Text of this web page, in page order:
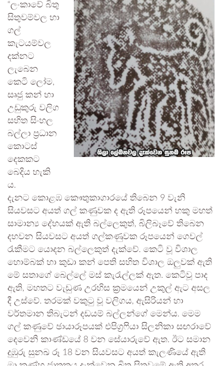
“ලංකාවේ බිතු
සිතුවම්වල හා
ගල්
කැටයම්වල
දක්නට
ලැබෙන
කෙටි ලෝම,
සෘජු කන් හා
උඩුකුරු වලිග
සහිත සිංහල
බල්ලා ප්‍රධාන
කොටස්
දෙකකට
බෙදිය හැකි
ය.
දැනට කොළඹ කෞතුකාගාරයේ තිබෙන 9 වැනි
සියවසට අයත් ගල් කණුවක ද ඇති රූපයෙන් හකු මහත්
සාමාන්‍ය දේහයක් ඇති බල්ලෙකුත්, බිලිබෑවේ තිබෙන
දහවන සියවසට අයත් ගල්කණුවක රූපයෙන් ගෙවල්
රැකීමට යොදන බල්ලෙකුත් දැක්වේ. කෙටි වූ විශාල
හොම්බක් හා කුඩා කන් පෙති සහිත විශාල ඔලුවක් ඇති
මේ සතාගේ බෙල්ලේ මස් කැරැල්ලක් ඇත. කෙටිවූ පාද
ඇති, මහතට වැඩුණ උරහිස ක්‍රමයෙන් උකුල් ඇට අසල
දී උස්වේ. තරමක් වකුටු වූ වලිගය, ඇසිරියන් හා
වර්තමාන තිබැටන් දඩයම් බල්ලන්ගේ මෙන්ය. මෙම
ගල් කණුවේ ඡායාරූපයක් එපිග්‍රෆියා සිලනිකා සඟරාවේ
දෙවෙනි කාණ්ඩයේ 8 වන සේයාරුවේ ඇත. ඊට සමාන
දුඹුරු සුනඛ රූ 18 වන සියවසට අයත් කැලණියේ ඇති